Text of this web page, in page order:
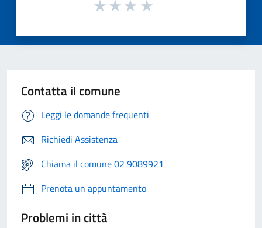
Contatta il comune
Leggi le domande frequenti
Richiedi Assistenza
Chiama il comune 02 9089921
Prenota un appuntamento
Problemi in città